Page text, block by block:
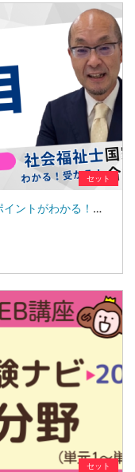
セット
🎥受験対策ＷＥＢ講座 科目別の重要ポイントがわかる！社会福祉士合格講座２０２７（専門科目セット）
セット